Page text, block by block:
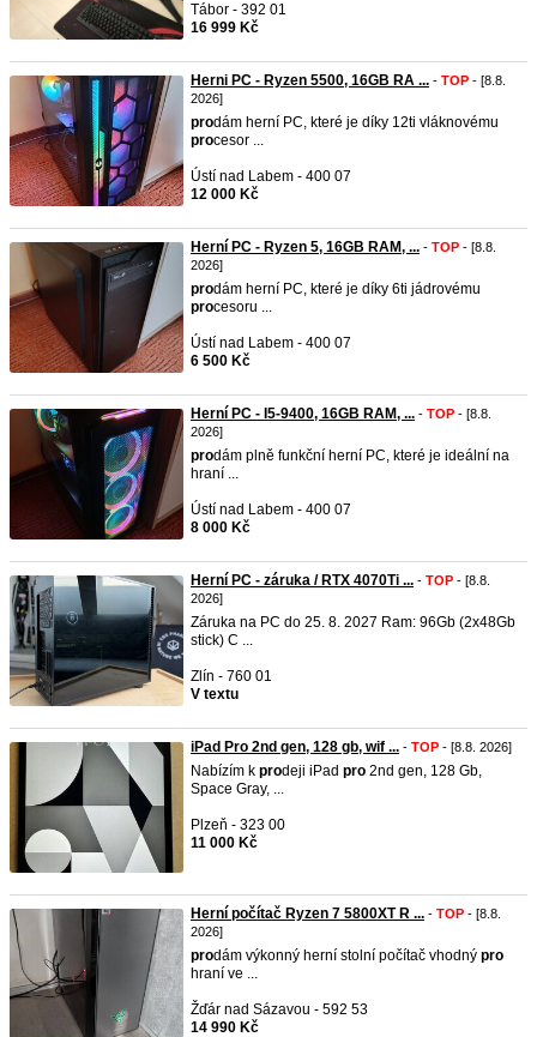
Tábor - 392 01
16 999 Kč
Herni PC - Ryzen 5500, 16GB RA ... - TOP - [8.8.
2026]
prodám herní PC, které je díky 12ti vláknovému
procesor ...
Ústí nad Labem - 400 07
12 000 Kč
Herní PC - Ryzen 5, 16GB RAM, ... - TOP - [8.8.
2026]
prodám herní PC, které je díky 6ti jádrovému
procesoru ...
Ústí nad Labem - 400 07
6 500 Kč
Herní PC - I5-9400, 16GB RAM, ... - TOP - [8.8.
2026]
prodám plně funkční herní PC, které je ideální na
hraní ...
Ústí nad Labem - 400 07
8 000 Kč
Herní PC - záruka / RTX 4070Ti ... - TOP - [8.8.
2026]
Záruka na PC do 25. 8. 2027 Ram: 96Gb (2x48Gb
stick) C ...
Zlín - 760 01
V textu
iPad Pro 2nd gen, 128 gb, wif ... - TOP - [8.8. 2026]
Nabízím k prodeji iPad pro 2nd gen, 128 Gb,
Space Gray, ...
Plzeň - 323 00
11 000 Kč
Herní počítač Ryzen 7 5800XT R ... - TOP - [8.8.
2026]
prodám výkonný herní stolní počítač vhodný pro
hraní ve ...
Žďár nad Sázavou - 592 53
14 990 Kč